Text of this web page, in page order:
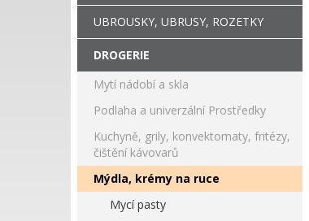
UBROUSKY, UBRUSY, ROZETKY
DROGERIE
Mytí nádobí a skla
Podlaha a univerzální Prostředky
Kuchyně, grily, konvektomaty, fritézy,
čištění kávovarů
Mýdla, krémy na ruce
Mycí pasty